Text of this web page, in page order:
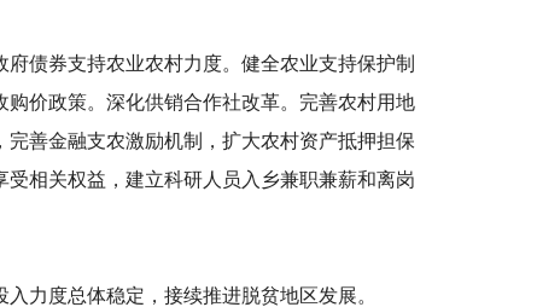
债券支持农业农村力度。健全农业支持保护制
价政策。深化供销合作社改革。完善农村用地
善金融支农激励机制，扩大农村资产抵押担保
相关权益，建立科研人员入乡兼职兼薪和离岗
力度总体稳定，接续推进脱贫地区发展。